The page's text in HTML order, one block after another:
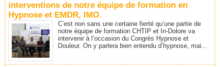
interventions de notre équipe de formation en
Hypnose et EMDR, IMO.
C’est non sans une certaine fierté qu’une partie de
notre équipe de formation CHTIP et In-Dolore va
intervenir à l’occasion du Congrès Hypnose et
Douleur. On y parlera bien entendu d’hypnose, mai...